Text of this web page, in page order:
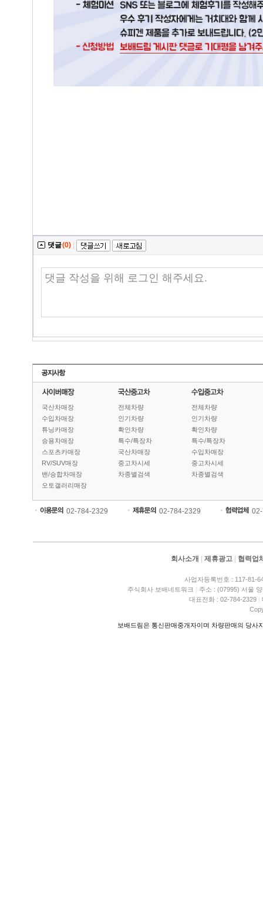
댓글(0)
국산차매장
수입차매장
튜닝카매장
승용차매장
스포츠카매장
RV/SUV매장
밴/승합차매장
오토갤러리매장
전체차량
인기차량
확인차량
특수/특장차
국산차매장
중고차시세
차종별검색
전체차량
인기차량
확인차량
특수/특장차
수입차매장
중고차시세
차종별검색
02-784-2329 02-784-2329
회사소개 제휴광고 협력업
사업자등록번호 : 117-81-
주식회사 보배네트워크 | 주소 : (07995) 서울
대표전화 : 02-784-2329 |
보배드림은 통신판매중개자이며 차량판매의 당